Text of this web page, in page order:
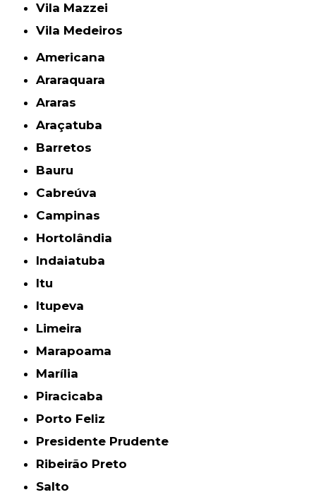
Vila Mazzei
Vila Medeiros
Americana
Araraquara
Araras
Araçatuba
Barretos
Bauru
Cabreúva
Campinas
Hortolândia
Indaiatuba
Itu
Itupeva
Limeira
Marapoama
Marília
Piracicaba
Porto Feliz
Presidente Prudente
Ribeirão Preto
Salto